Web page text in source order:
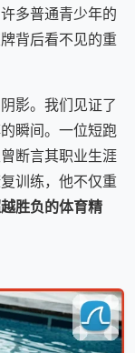
多普通青少年的
背后看不见的重
影。我们见证了
瞬间。一位短跑
断言其职业生涯
训练，他不仅重
胜负的体育精